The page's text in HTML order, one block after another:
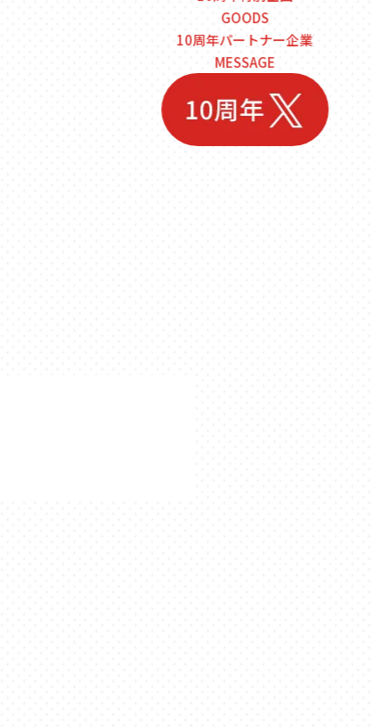
GOODS
10周年パートナー企業
MESSAGE